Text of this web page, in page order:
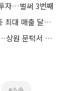
자…벌써 3번째
LG화학 당뇨신약 '제미글로', 국산 신약 중 최대 매출 달성…11월 누적 매출 1062억
美 클래리티 법안 연내 통과 가능성 13%…상원 문턱서 제동